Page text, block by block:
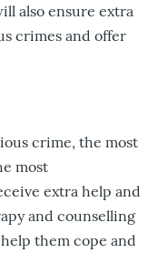
also ensure extra
crimes and offer
crime, the most
most
extra help and
and counselling
them cope and